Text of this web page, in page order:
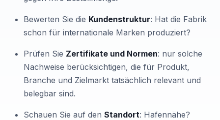
Bewerten Sie die Kundenstruktur: Hat die Fabrik
schon für internationale Marken produziert?
Prüfen Sie Zertifikate und Normen: nur solche
Nachweise berücksichtigen, die für Produkt,
Branche und Zielmarkt tatsächlich relevant und
belegbar sind.
Schauen Sie auf den Standort: Hafennähe?